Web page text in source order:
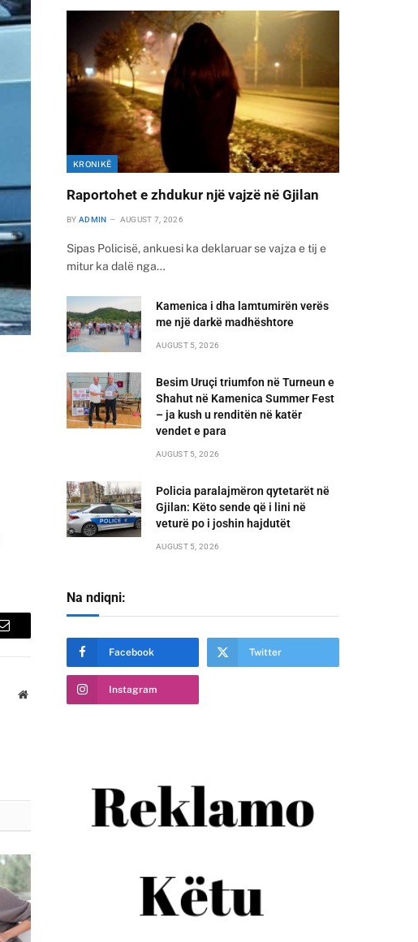
Email
Website
KRONIKË
Raportohet e zhdukur një vajzë në Gjilan
BY ADMIN AUGUST 7, 2026
Sipas Policisë, ankuesi ka deklaruar se vajza e tij e
mitur ka dalë nga…
Kamenica i dha lamtumirën verës
me një darkë madhështore
AUGUST 5, 2026
Besim Uruçi triumfon në Turneun e
Shahut në Kamenica Summer Fest
– ja kush u renditën në katër
vendet e para
AUGUST 5, 2026
Policia paralajmëron qytetarët në
Gjilan: Këto sende që i lini në
veturë po i joshin hajdutët
AUGUST 5, 2026
Na ndiqni:
Facebook Twitter
Instagram